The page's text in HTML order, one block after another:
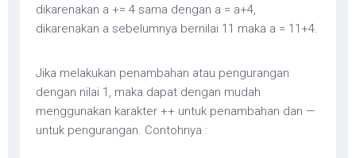
dikarenakan a += 4 sama dengan a = a+4,
dikarenakan a sebelumnya bernilai 11 maka a = 11+4.
Jika melakukan penambahan atau pengurangan
dengan nilai 1, maka dapat dengan mudah
menggunakan karakter ++ untuk penambahan dan —
untuk pengurangan. Contohnya :